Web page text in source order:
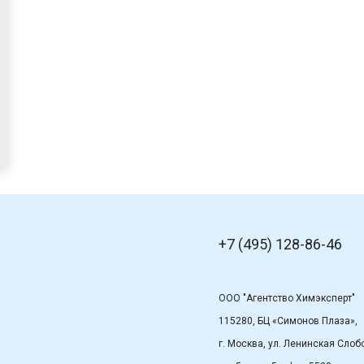
+7 (495) 128-86-46
ООО "Агентство Химэксперт"
115280, БЦ «Симонов Плаза»,
г. Москва, ул. Ленинская